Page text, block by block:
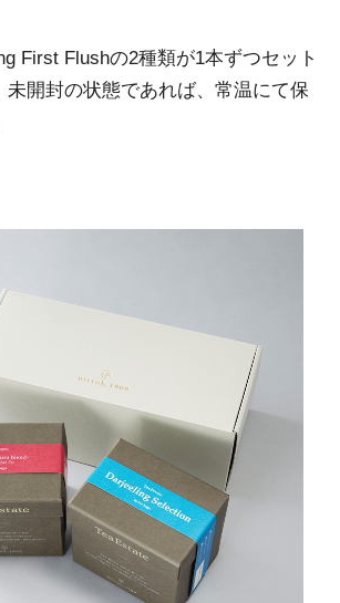
First Flushの2種類が1本ずつセット
未開封の状態であれば、常温にて保